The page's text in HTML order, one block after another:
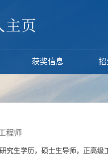
获奖信息 招
程师
究生学历，硕士生导师，正高级